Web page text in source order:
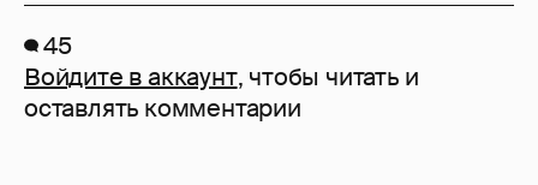
45
Войдите в аккаунт, чтобы читать и
оставлять комментарии